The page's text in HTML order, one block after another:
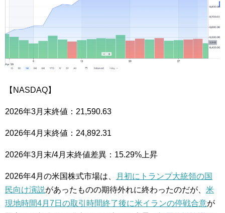
【NASDAQ】
2026年3月末終値：21,590.63
2026年4月末終値：24,892.31
2026年3月末/4月末終値差異：15.29%上昇
2026年4月の米国株式市場は、
月初にトランプ大統領の国
民向け演説があったものの期待外れに終わったのだが、 米
現地時間4月7日の取引時間終了後に米イランの停戦合意が